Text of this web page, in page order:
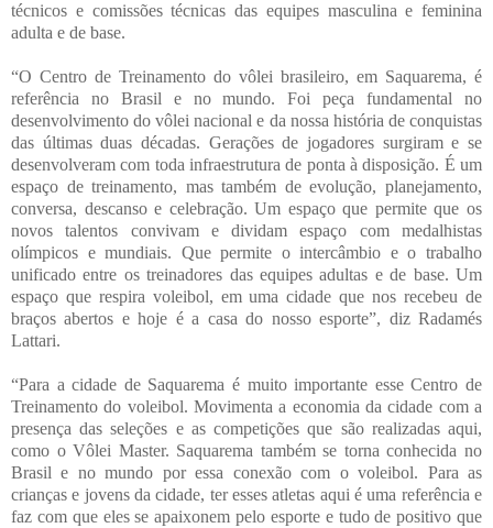
técnicos e comissões técnicas das equipes masculina e feminina
adulta e de base.
“O Centro de Treinamento do vôlei brasileiro, em Saquarema, é
referência no Brasil e no mundo. Foi peça fundamental no
desenvolvimento do vôlei nacional e da nossa história de conquistas
das últimas duas décadas. Gerações de jogadores surgiram e se
desenvolveram com toda infraestrutura de ponta à disposição. É um
espaço de treinamento, mas também de evolução, planejamento,
conversa, descanso e celebração. Um espaço que permite que os
novos talentos convivam e dividam espaço com medalhistas
olímpicos e mundiais. Que permite o intercâmbio e o trabalho
unificado entre os treinadores das equipes adultas e de base. Um
espaço que respira voleibol, em uma cidade que nos recebeu de
braços abertos e hoje é a casa do nosso esporte”, diz Radamés
Lattari.
“Para a cidade de Saquarema é muito importante esse Centro de
Treinamento do voleibol. Movimenta a economia da cidade com a
presença das seleções e as competições que são realizadas aqui,
como o Vôlei Master. Saquarema também se torna conhecida no
Brasil e no mundo por essa conexão com o voleibol. Para as
crianças e jovens da cidade, ter esses atletas aqui é uma referência e
faz com que eles se apaixonem pelo esporte e tudo de positivo que